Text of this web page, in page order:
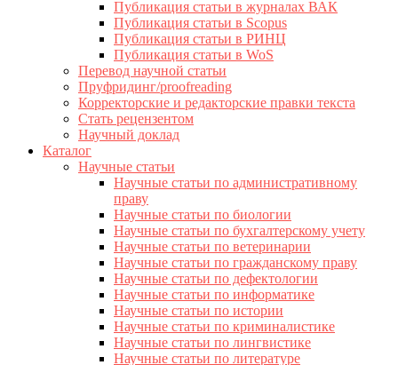
Публикация статьи в журналах ВАК
Публикация статьи в Scopus
Публикация статьи в РИНЦ
Публикация статьи в WoS
Перевод научной статьи
Пруфридинг/proofreading
Корректорские и редакторские правки текста
Стать рецензентом
Научный доклад
Каталог
Научные статьи
Научные статьи по административному
праву
Научные статьи по биологии
Научные статьи по бухгалтерскому учету
Научные статьи по ветеринарии
Научные статьи по гражданскому праву
Научные статьи по дефектологии
Научные статьи по информатике
Научные статьи по истории
Научные статьи по криминалистике
Научные статьи по лингвистике
Научные статьи по литературе